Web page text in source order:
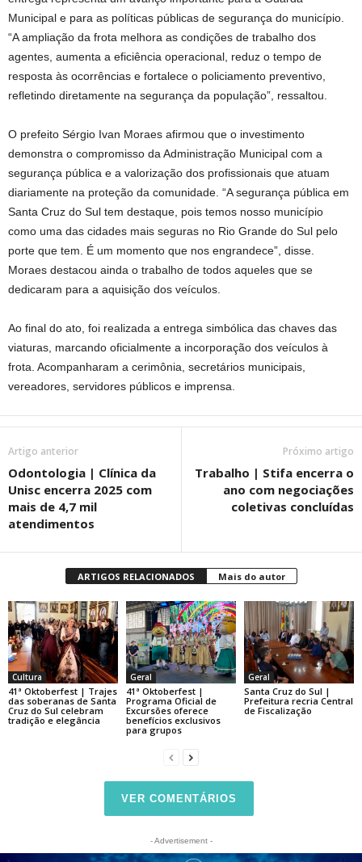
Municipal e para as políticas públicas de segurança do município.
“A ampliação da frota melhora as condições de trabalho dos
agentes, aumenta a eficiência operacional, reduz o tempo de
resposta às ocorrências e fortalece o policiamento preventivo,
refletindo diretamente na segurança da população”, ressaltou.
O prefeito Sérgio Ivan Moraes afirmou que o investimento
demonstra o compromisso da Administração Municipal com a
segurança pública e a valorização dos profissionais que atuam
diariamente na proteção da comunidade. “A segurança pública em
Santa Cruz do Sul tem destaque, pois temos nosso município
como uma das cidades mais seguras no Rio Grande do Sul pelo
porte que tem. É um momento que nos engrandece”, disse.
Moraes destacou ainda o trabalho de todos aqueles que se
dedicaram para a aquisição dos veículos.
Ao final do ato, foi realizada a entrega simbólica das chaves das
viaturas, marcando oficialmente a incorporação dos veículos à
frota. Acompanharam a cerimônia, secretários municipais,
vereadores, servidores públicos e imprensa.
Artigo anterior
Odontologia | Clínica da
Unisc encerra 2025 com
mais de 4,7 mil
atendimentos
Próximo artigo
Trabalho | Stifa encerra o
ano com negociações
coletivas concluídas
ARTIGOS RELACIONADOS Mais do autor
Cultura
41ª Oktoberfest | Trajes
das soberanas de Santa
Cruz do Sul celebram
tradição e elegância
Geral
41ª Oktoberfest |
Programa Oficial de
Excursões oferece
benefícios exclusivos
para grupos
Geral
Santa Cruz do Sul |
Prefeitura recria Central
de Fiscalização
VER COMENTÁRIOS
- Advertisement -